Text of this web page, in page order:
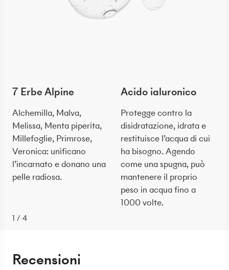
7 Erbe Alpine
Alchemilla, Malva,
Melissa, Menta piperita,
Millefoglie, Primrose,
Veronica: unificano
l’incarnato e donano una
pelle radiosa.
Acido ialuronico
Protegge contro la
disidratazione, idrata e
restituisce l’acqua di cui
ha bisogno. Agendo
come una spugna, può
mantenere il proprio
peso in acqua fino a
1000 volte.
1 / 4
Recensioni